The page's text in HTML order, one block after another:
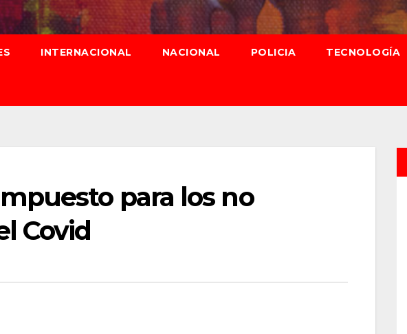
INTERNACIONAL NACIONAL POLICIA TECNOLOGÍA
para los no
Covid